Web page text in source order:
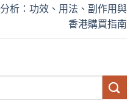
分析：功效、用法、副作用與
香港購買指南